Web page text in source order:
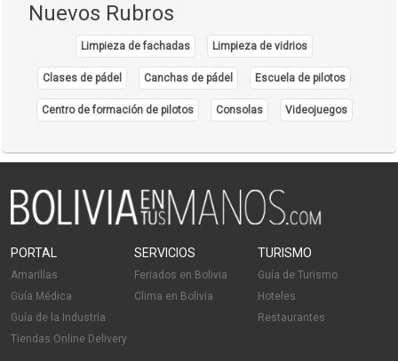
Nuevos Rubros
Limpieza de fachadas Limpieza de vidrios
Clases de pádel Canchas de pádel Escuela de pilotos
Centro de formación de pilotos Consolas Videojuegos
PORTAL
Amarillas
Guía Médica
Guía de la Industria
Tiendas Online Delivery
SERVICIOS
Feriados en Bolivia
Clima en Bolivia
TURISMO
Guía de Turismo
Hoteles
Restaurantes